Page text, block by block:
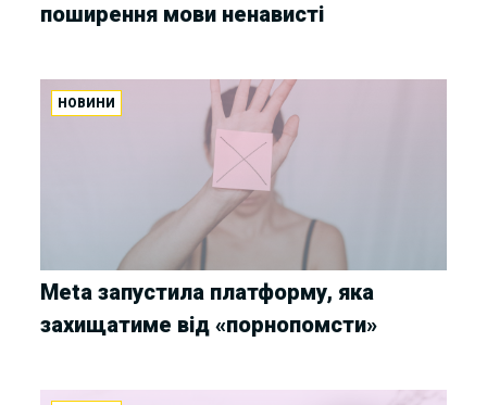
поширення мови ненависті
НОВИНИ
Meta запустила платформу, яка
захищатиме від «порнопомсти»